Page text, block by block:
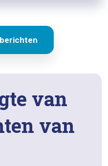
van
van